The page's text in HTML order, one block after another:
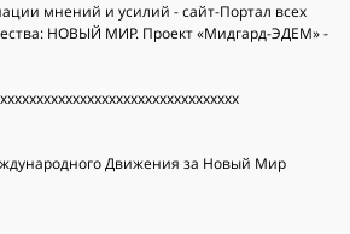
мнений и усилий - сайт-Портал всех
НОВЫЙ МИР. Проект «Мидгард-ЭДЕМ» -
Движения за Новый Мир